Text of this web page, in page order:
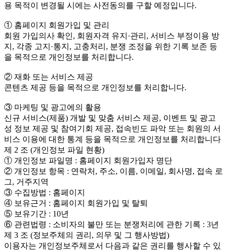
용 목적이 변경될 시에는 사전동의를 구할 예정입니다.
① 홈페이지 회원가입 및 관리
회원 가입의사 확인, 회원자격 유지·관리, 서비스 부정이용 방
지, 각종 고지·통지, 고충처리, 분쟁 조정을 위한 기록 보존 등
을 목적으로 개인정보를 처리합니다.
② 재화 또는 서비스 제공
콘텐츠 제공 등을 목적으로 개인정보를 처리합니다.
③ 마케팅 및 광고에의 활용
신규 서비스(제품) 개발 및 맞춤 서비스 제공, 이벤트 및 광고
성 정보 제공 및 참여기회 제공, 접속빈도 파악 또는 회원의 서
비스 이용에 대한 통계 등을 목적으로 개인정보를 처리합니다
제 2 조 (개인정보 파일 현황)
① 개인정보 파일명 : 홈페이지 회원가입자 명단
② 개인정보 항목 : 연락처, 주소, 이름, 이메일, 회사명, 접속 로
그, 거주지역
③ 수집방법 : 홈페이지
④ 보유근거 : 홈페이지 회원가입 및 탈퇴
⑤ 보유기간 : 10년
⑥ 관련법령 : 소비자의 불만 또는 분쟁처리에 관한 기록 : 3년
제 3 조 (정보주체의 권리, 의무 및 그 행사방법)
이용자는 개인정보주체로서 다음과 같은 권리를 행사할 수 있